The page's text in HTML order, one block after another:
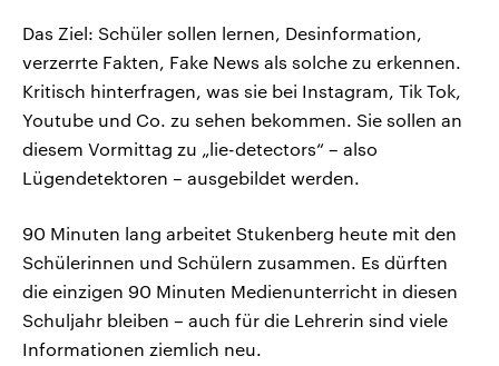
Das Ziel: Schüler sollen lernen, Desinformation,
verzerrte Fakten, Fake News als solche zu erkennen.
Kritisch hinterfragen, was sie bei Instagram, Tik Tok,
Youtube und Co. zu sehen bekommen. Sie sollen an
diesem Vormittag zu „lie-detectors“ – also
Lügendetektoren – ausgebildet werden.
90 Minuten lang arbeitet Stukenberg heute mit den
Schülerinnen und Schülern zusammen. Es dürften
die einzigen 90 Minuten Medienunterricht in diesen
Schuljahr bleiben – auch für die Lehrerin sind viele
Informationen ziemlich neu.